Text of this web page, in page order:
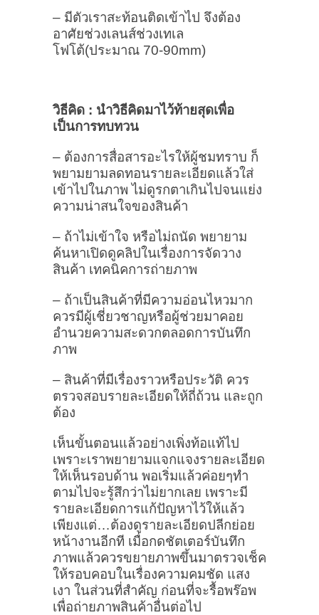
– มีตัวเราสะท้อนติดเข้าไป จึงต้อง
อาศัยช่วงเลนส์ช่วงเทเล
โฟโต้(ประมาณ 70-90mm)
วิธีคิด : นำวิธีคิดมาไว้ท้ายสุดเพื่อ
เป็นการทบทวน
– ต้องการสื่อสารอะไรให้ผู้ชมทราบ ก็
พยามยามลดทอนรายละเอียดแล้วใส่
เข้าไปในภาพ ไม่ดูรกตาเกินไปจนแย่ง
ความน่าสนใจของสินค้า
– ถ้าไม่เข้าใจ หรือไม่ถนัด พยายาม
ค้นหาเปิดดูคลิปในเรื่องการจัดวาง
สินค้า เทคนิคการถ่ายภาพ
– ถ้าเป็นสินค้าที่มีความอ่อนไหวมาก
ควรมีผู้เชี่ยวชาญหรือผู้ช่วยมาคอย
อำนวยความสะดวกตลอดการบันทึก
ภาพ
– สินค้าที่มีเรื่องราวหรือประวัติ ควร
ตรวจสอบรายละเอียดให้ถี่ถ้วน และถูก
ต้อง
เห็นขั้นตอนแล้วอย่างเพิ่งท้อแท้ไป
เพราะเราพยายามแจกแจงรายละเอียด
ให้เห็นรอบด้าน พอเริ่มแล้วค่อยๆทำ
ตามไปจะรู้สึกว่าไม่ยากเลย เพราะมี
รายละเอียดการแก้ปัญหาไว้ให้แล้ว
เพียงแต่…ต้องดูรายละเอียดปลีกย่อย
หน้างานอีกที เมื่อกดชัตเตอร์บันทึก
ภาพแล้วควรขยายภาพขึ้นมาตรวจเช็ค
ให้รอบคอบในเรื่องความคมชัด แสง
เงา ในส่วนที่สำคัญ ก่อนที่จะรื้อพร๊อพ
เพื่อถ่ายภาพสินค้าอื่นต่อไป